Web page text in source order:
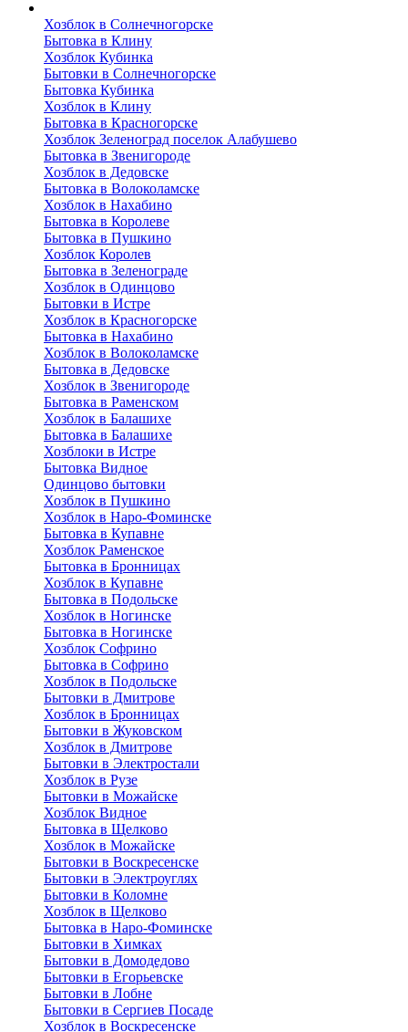
Хозблок в Солнечногорске
Бытовка в Клину
Хозблок Кубинка
Бытовки в Солнечногорске
Бытовка Кубинка
Хозблок в Клину
Бытовка в Красногорске
Хозблок Зеленоград поселок Алабушево
Бытовка в Звенигороде
Хозблок в Дедовске
Бытовка в Волоколамске
Хозблок в Нахабино
Бытовка в Королеве
Бытовкa в Пушкино
Хозблок Королев
Бытовка в Зеленограде
Хозблок в Одинцово
Бытовки в Истре
Хозблок в Красногорске
Бытовка в Нахабино
Хозблок в Волоколамске
Бытовкa в Дедовске
Хозблок в Звенигороде
Бытовка в Раменском
Хозблок в Балашихе
Бытовкa в Балашихе
Хозблоки в Истре
Бытовка Видное
Одинцово бытовки
Хозблок в Пушкино
Хозблок в Наро-Фоминске
Бытовка в Купавне
Хозблок Раменское
Бытовка в Бронницах
Хозблок в Купавне
Бытовка в Подольске
Хозблок в Ногинске
Бытовка в Ногинске
Хозблок Софрино
Бытовка в Софрино
Хозблок в Подольске
Бытовки в Дмитрове
Хозблок в Бронницах
Бытовки в Жуковском
Хозблок в Дмитрове
Бытовки в Электростали
Хозблок в Рузе
Бытовки в Можайске
Хозблок Видное
Бытовкa в Щелково
Хозблок в Можайске
Бытовки в Воскресенске
Бытовки в Электроуглях
Бытовки в Коломне
Хозблок в Щелково
Бытовка в Наро-Фоминске
Бытовки в Химках
Бытовки в Домодедово
Бытовки в Егорьевске
Бытовки в Лобне
Бытовки в Сергиев Посаде
Хозблок в Воскресенске